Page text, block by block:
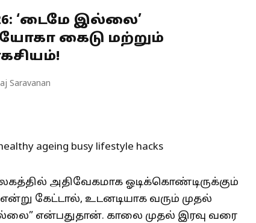
‘டைமே இல்லை’
கைடு மற்றும்
Saravanan
அதிவேகமாக ஓடிக்கொண்டிருக்கும்
கேட்டால், உடனடியாக வரும் முதல்
என்பதுதான். காலை முதல் இரவு வரை